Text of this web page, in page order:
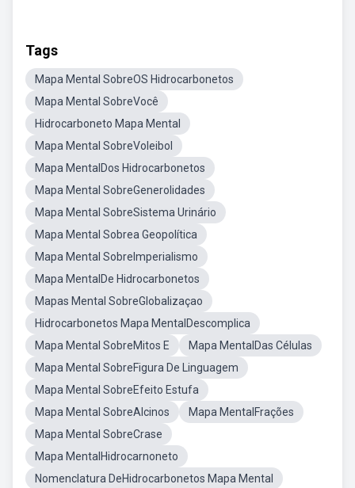
Tags
Mapa Mental SobreOS Hidrocarbonetos
Mapa Mental SobreVocê
Hidrocarboneto Mapa Mental
Mapa Mental SobreVoleibol
Mapa MentalDos Hidrocarbonetos
Mapa Mental SobreGenerolidades
Mapa Mental SobreSistema Urinário
Mapa Mental Sobrea Geopolítica
Mapa Mental SobreImperialismo
Mapa MentalDe Hidrocarbonetos
Mapas Mental SobreGlobalizaçao
Hidrocarbonetos Mapa MentalDescomplica
Mapa Mental SobreMitos E
Mapa MentalDas Células
Mapa Mental SobreFigura De Linguagem
Mapa Mental SobreEfeito Estufa
Mapa Mental SobreAlcinos
Mapa MentalFrações
Mapa Mental SobreCrase
Mapa MentalHidrocarnoneto
Nomenclatura DeHidrocarbonetos Mapa Mental